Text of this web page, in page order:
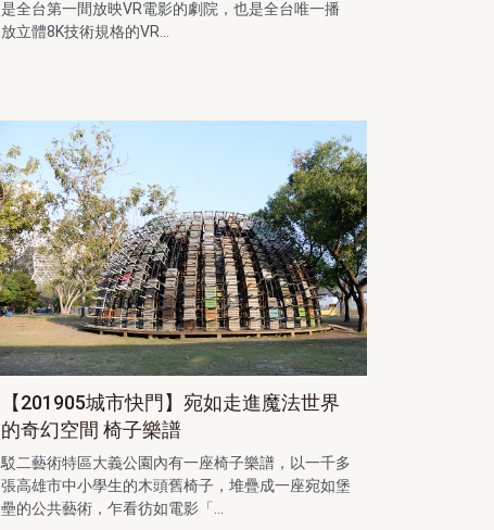
是全台第一間放映VR電影的劇院，也是全台唯一播
放立體8K技術規格的VR...
【201905城市快門】宛如走進魔法世界
的奇幻空間 椅子樂譜
駁二藝術特區大義公園內有一座椅子樂譜，以一千多
張高雄市中小學生的木頭舊椅子，堆疊成一座宛如堡
壘的公共藝術，乍看彷如電影「...